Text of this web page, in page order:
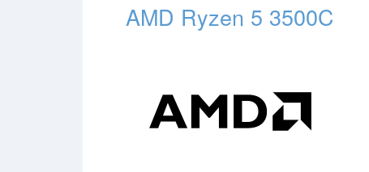
AMD Ryzen 5 3500C